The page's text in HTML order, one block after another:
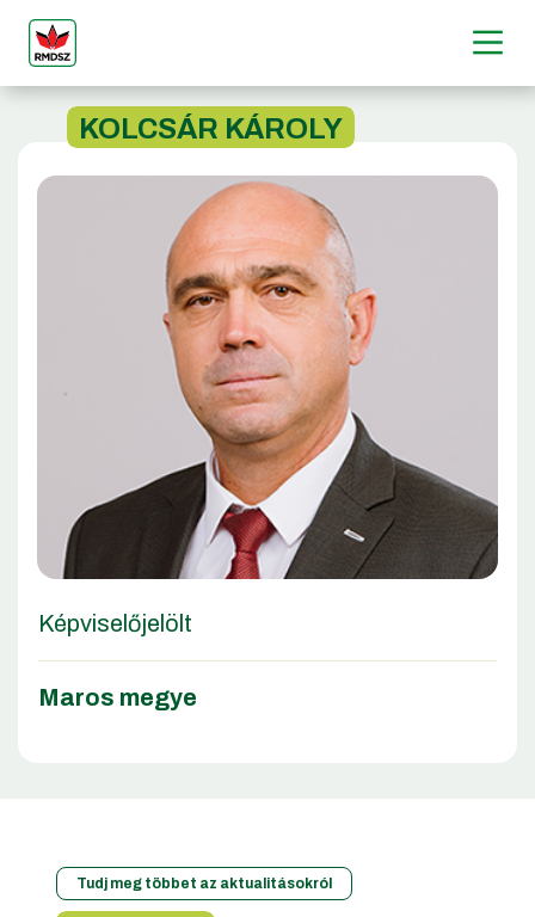
KOLCSÁR KÁROLY
Képviselőjelölt
Maros megye
Tudj meg többet az aktualitásokról